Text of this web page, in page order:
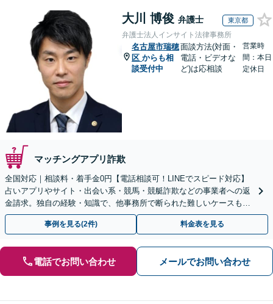
大川 博俊 弁護士 東京都
弁護士法人インサイト法律事務所
名古屋市瑞穂
区 からも相
談受付中
面談方法(対面・
電話・ビデオな
ど)は応相談
営業時
間：本日
定休日
マッチングアプリ詐欺
全国対応｜相談料・着手金0円【電話相談可！LINEでスピード対応】
占いアプリやサイト・出会い系・競馬・競艇詐欺などの事業者への返
金請求。独自の経験・知識で、他事務所で断られた難しいケースも解
決に導いた実績あり。まずはお気軽にご相談ください
事例を見る(2件) 料金表を見る
電話でお問い合わせ メールでお問い合わせ